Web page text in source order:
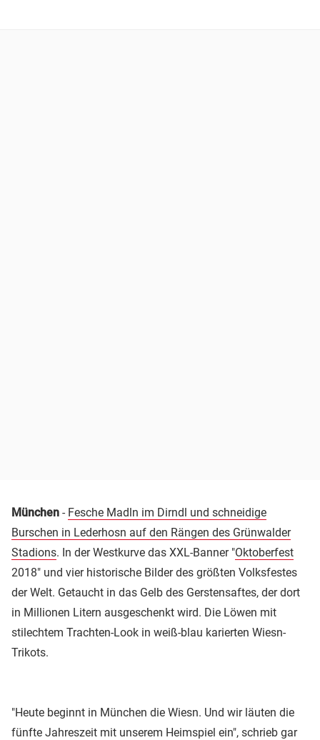
München - Fesche Madln im Dirndl und schneidige
Burschen in Lederhosn auf den Rängen des Grünwalder
Stadions. In der Westkurve das XXL-Banner "Oktoberfest
2018" und vier historische Bilder des größten Volksfestes
der Welt. Getaucht in das Gelb des Gerstensaftes, der dort
in Millionen Litern ausgeschenkt wird. Die Löwen mit
stilechtem Trachten-Look in weiß-blau karierten Wiesn-
Trikots.
"Heute beginnt in München die Wiesn. Und wir läuten die
fünfte Jahreszeit mit unserem Heimspiel ein", schrieb gar